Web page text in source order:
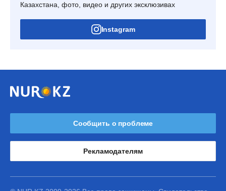
Казахстана, фото, видео и других эксклюзивах
Instagram
Сообщить о проблеме
Рекламодателям